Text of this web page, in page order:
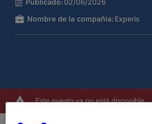
Nombre de la compañía: Experis
Este puesto ya no está disponible